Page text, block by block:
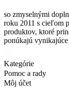
so zmyselnými
roku 2011 s cieľom
produktov, ktoré
ponúkajú
Kategórie
Pomoc a rady
Môj účet